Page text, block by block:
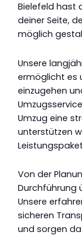
Bielefeld hast
deiner Seite,
möglich
Unsere
ermöglicht es
einzugehen
Umzug eine
unterstützen
Von der
Durchführung
Unsere
sicheren
und sorgen